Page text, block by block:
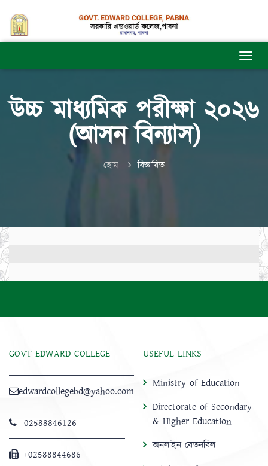
উচ্চ মাধ্যমিক পরীক্ষা ২০২৬
(আসন বিন্যাস)
হোম বিস্তারিত
GOVT EDWARD COLLEGE
edwardcollegebd@yahoo.com
02588846126
+02588844686
USEFUL LINKS
Ministry of Education
Directorate of Secondary
& Higher Education
অনলাইন বেতনবিল